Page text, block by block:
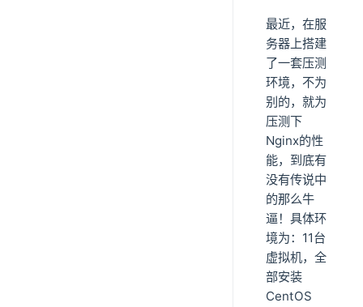
最近，在服
务器上搭建
了一套压测
环境，不为
别的，就为
压测下
Nginx的性
能，到底有
没有传说中
的那么牛
逼！具体环
境为：11台
虚拟机，全
部安装
CentOS